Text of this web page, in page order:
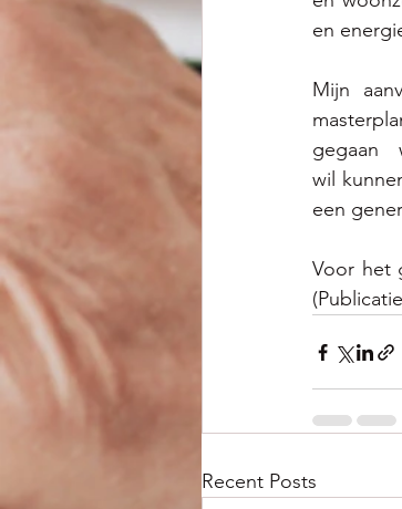
en
Mijn
gegaan
wil
een
Voor het
Recent Posts